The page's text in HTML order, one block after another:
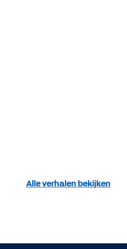
Alle verhalen bekijken